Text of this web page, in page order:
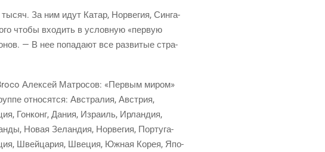
За ним идут Катар, Нор­ве­гия, Син­га­
что­бы вхо­дить в услов­ную «первую
— В нее попа­да­ют все раз­ви­тые стра­
Алек­сей Мат­ро­сов: «Пер­вым миром»
отно­сят­ся: Австра­лия, Австрия,
Гон­конг, Дания, Изра­иль, Ирлан­дия,
Новая Зелан­дия, Нор­ве­гия, Пор­ту­га­
Швей­ца­рия, Шве­ция, Южная Корея, Япо­